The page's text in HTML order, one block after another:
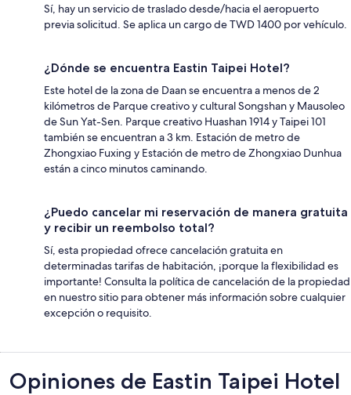
Sí, hay un servicio de traslado desde/hacia el aeropuerto
previa solicitud. Se aplica un cargo de TWD 1400 por vehículo.
¿Dónde se encuentra Eastin Taipei Hotel?
Este hotel de la zona de Daan se encuentra a menos de 2
kilómetros de Parque creativo y cultural Songshan y Mausoleo
de Sun Yat-Sen. Parque creativo Huashan 1914 y Taipei 101
también se encuentran a 3 km. Estación de metro de
Zhongxiao Fuxing y Estación de metro de Zhongxiao Dunhua
están a cinco minutos caminando.
¿Puedo cancelar mi reservación de manera gratuita
y recibir un reembolso total?
Sí, esta propiedad ofrece cancelación gratuita en
determinadas tarifas de habitación, ¡porque la flexibilidad es
importante! Consulta la política de cancelación de la propiedad
en nuestro sitio para obtener más información sobre cualquier
excepción o requisito.
Opiniones
Opiniones de Eastin Taipei Hotel